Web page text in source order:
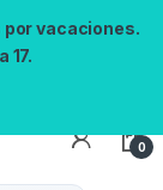
por vacaciones.
17.
0